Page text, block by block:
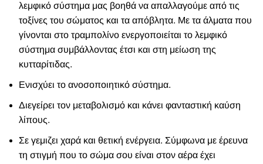
λεμφικό σύστημα μας βοηθά να απαλλαγούμε από τις
τοξίνες του σώματος και τα απόβλητα. Με τα άλματα που
γίνονται στο τραμπολίνο ενεργοποιείται το λεμφικό
σύστημα συμβάλλοντας έτσι και στη μείωση της
κυτταρίτιδας.
Ενισχύει το ανοσοποιητικό σύστημα.
Διεγείρει τον μεταβολισμό και κάνει φανταστική καύση
λίπους.
Σε γεμιζει χαρά και θετική ενέργεια. Σύμφωνα με έρευνα
τη στιγμή που το σώμα σου είναι στον αέρα έχει